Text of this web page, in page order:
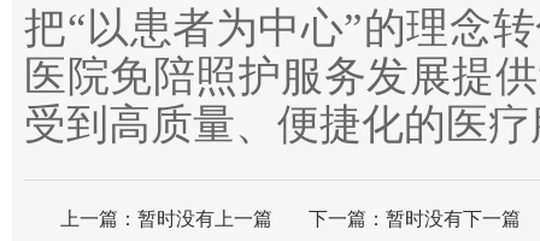
把“以患者为中心”的理念
医院免陪照护服务发展提
受到高质量、便捷化的医
上一篇： 暂时没有上一篇 下一篇： 暂时没有下一篇